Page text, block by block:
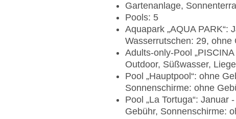
Gartenanlage,
Pools: 5
Aquapark „AQUA PARK“:
Wasserrutschen: 29,
Adults-only-Pool
Outdoor, Süßwasser,
Pool „Hauptpool“: ohne
Sonnenschirme: ohne
Pool „La Tortuga“:
Gebühr, Sonnenschirme: